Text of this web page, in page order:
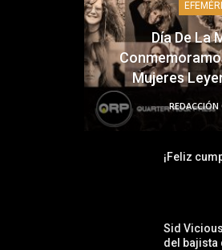
Día De La
Mujeres
REDACCIÓN
¡Feliz
Sid
del bajista